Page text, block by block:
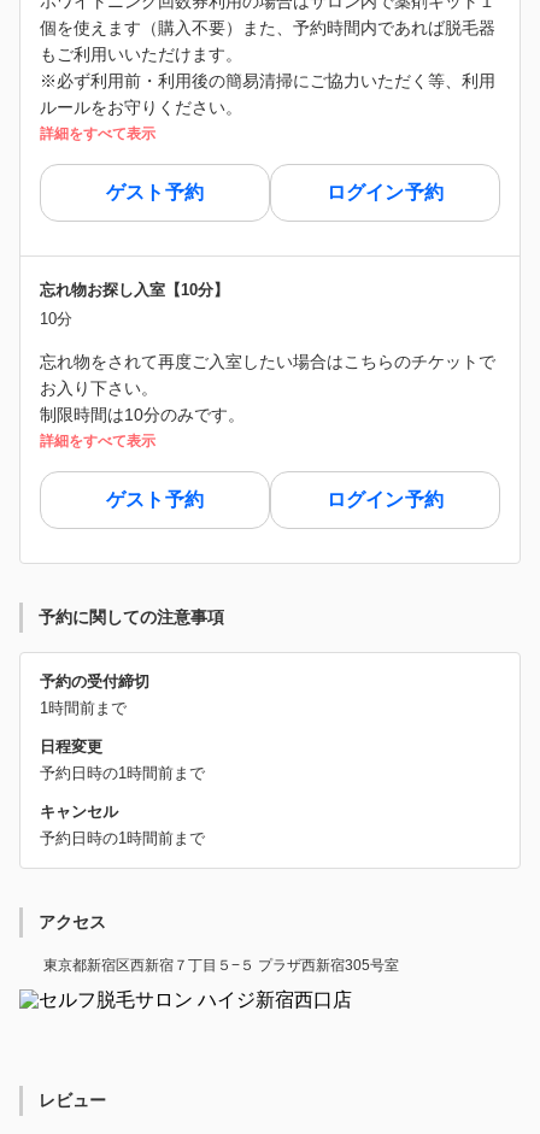
個を使えます（購入不要）また、予約時間内であれば脱毛器
もご利用いいただけます。
※必ず利用前・利用後の簡易清掃にご協力いただく等、利用
ルールをお守りください。
詳細をすべて表示
ゲスト予約 ログイン予約
忘れ物お探し入室【10分】
10分
忘れ物をされて再度ご入室したい場合はこちらのチケットで
お入り下さい。
制限時間は10分のみです。
詳細をすべて表示
ゲスト予約 ログイン予約
予約に関しての注意事項
予約の受付締切
1時間前まで
日程変更
予約日時の1時間前まで
キャンセル
予約日時の1時間前まで
アクセス
東京都新宿区西新宿７丁目５−５ プラザ西新宿305号室
レビュー